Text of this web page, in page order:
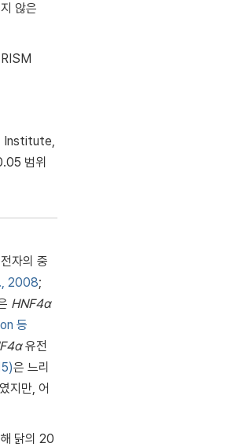
않은
Institute,
범위
자의 중
2008;
HNF4α
등
유전
은 느리
지만, 어
닭의 20